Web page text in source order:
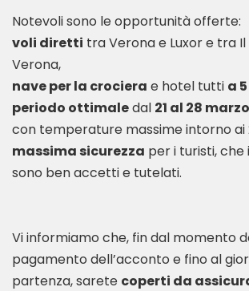
voli diretti tra Verona e Luxor e tra
nave per la crociera e hotel tutti a
periodo ottimaledal 21 al 28
massima sicurezza per i turisti, che
sono ben accetti e tutelati.
Vi informiamo che, fin dal momento
pagamento dell’acconto e fino al
partenza, sarete coperti da